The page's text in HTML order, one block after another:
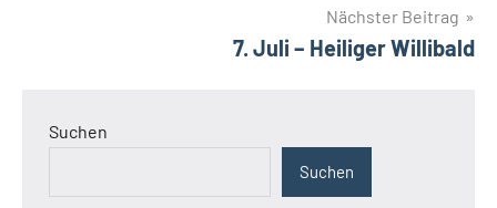
Nächster Beitrag
7. Juli – Heiliger Willibald
Suchen
Suchen